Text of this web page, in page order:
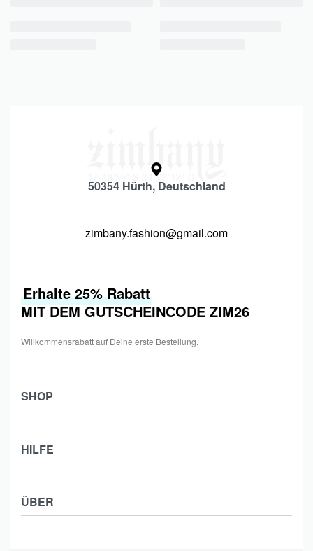
50354 Hürth, Deutschland
zimbany.fashion@gmail.com
SHOP
Collections
Männer
Kids
HILFE
Zahlung & Versand
Widerrufsbelehrung
ÜBER
Erhalte 25% Rabatt
MIT DEM GUTSCHEINCODE ZIM26
Willkommensrabatt auf Deine erste Bestellung.